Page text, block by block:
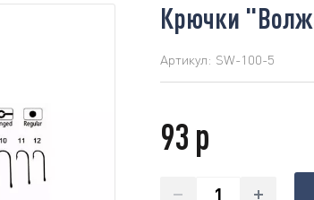
Крючки
Артикул: SW-100-5
93 р